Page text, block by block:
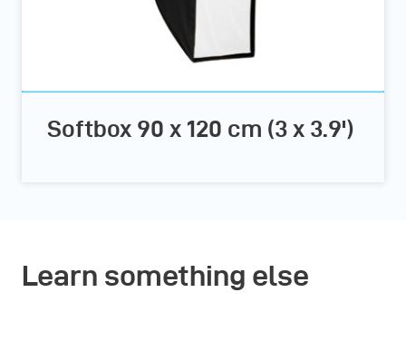
Softbox 90 x 120 cm (3 x 3.9')
Learn something else